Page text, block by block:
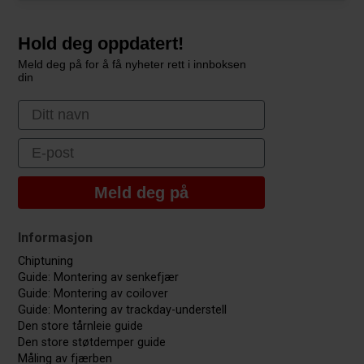
Hold deg oppdatert!
Meld deg på for å få nyheter rett i innboksen
din
First Name
Email
Meld deg på
Informasjon
Chiptuning
Guide: Montering av senkefjær
Guide: Montering av coilover
Guide: Montering av trackday-understell
Den store tårnleie guide
Den store støtdemper guide
Måling av fjærben